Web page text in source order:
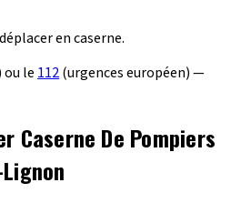
en caserne.
le 112(urgences européen) —
Caserne De Pompiers